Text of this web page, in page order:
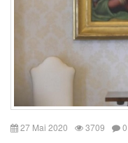
27 Mai 2020 3709 0